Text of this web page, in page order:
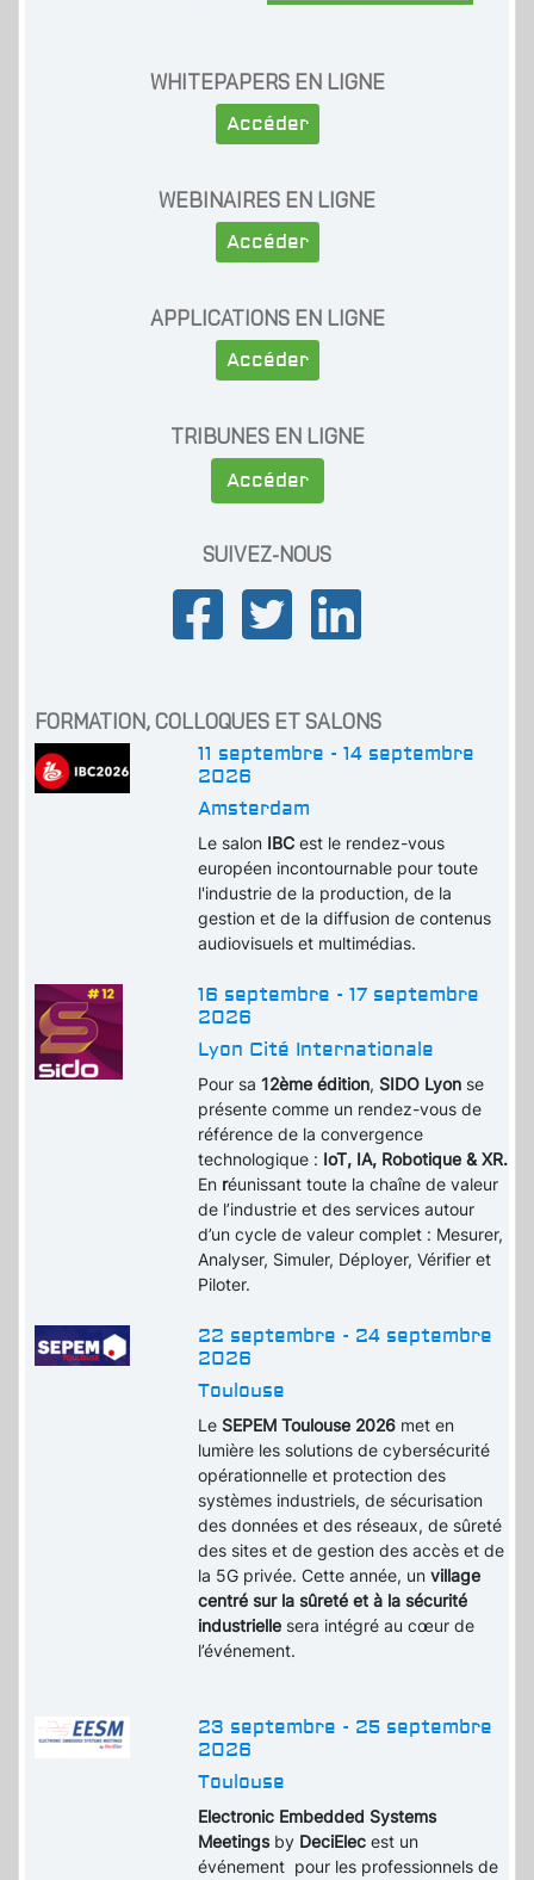
WHITEPAPERS EN LIGNE
Accéder
WEBINAIRES EN LIGNE
Accéder
APPLICATIONS EN LIGNE
Accéder
TRIBUNES EN LIGNE
Accéder
SUIVEZ-NOUS
FORMATION, COLLOQUES ET SALONS
11 septembre - 14 septembre
2026
Amsterdam
Le salon IBCest le rendez-vous
européen incontournable pour toute
l'industrie de la production, de la
gestion et de la diffusion de contenus
audiovisuels et multimédias.
16 septembre - 17 septembre
2026
Lyon Cité Internationale
Pour sa12ème édition, SIDO Lyon se
présente comme un rendez-vous de
référence de la convergence
technologique : IoT, IA, Robotique & XR.
En réunissant toute la chaîne de valeur
de l’industrie et des services autour
d’un cycle de valeur complet : Mesurer,
Analyser, Simuler, Déployer, Vérifier et
Piloter.
22 septembre - 24 septembre
2026
Toulouse
Le SEPEM Toulouse 2026 met en
lumière les solutions de cybersécurité
opérationnelle et protection des
systèmes industriels, de sécurisation
des données et des réseaux, de sûreté
des sites et de gestion des accès et de
la 5G privée. Cette année, unvillage
centré sur la sûreté et à la sécurité
industrielle sera intégré au cœur de
l’événement.
23 septembre - 25 septembre
2026
Toulouse
Electronic Embedded Systems
Meetingsby DeciElecest un
événement pour les professionnels de